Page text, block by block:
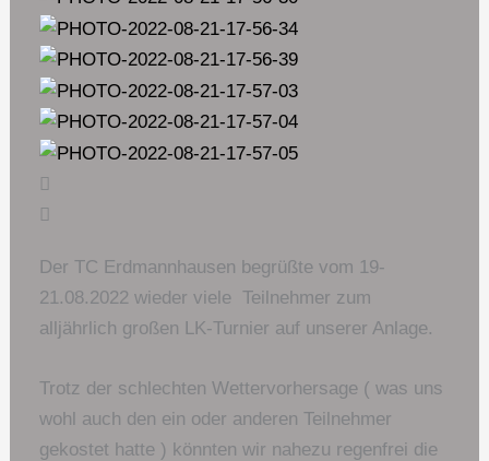
Der TC Erdmannhausen begrüßte vom 19-
21.08.2022 wieder viele Teilnehmer zum
alljährlich großen LK-Turnier auf unserer Anlage.
Trotz der schlechten Wettervorhersage ( was uns
wohl auch den ein oder anderen Teilnehmer
gekostet hatte ) könnten wir nahezu regenfrei die